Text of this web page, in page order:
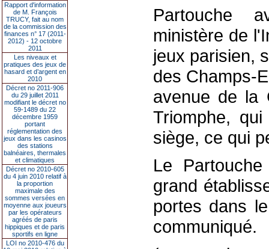
Rapport d'information
de M. François
TRUCY, fait au nom
de la commission des
finances n° 17 (2011-
2012) - 12 octobre
2011
Les niveaux et
pratiques des jeux de
hasard et d’argent en
2010
Décret no 2011-906
du 29 juillet 2011
modifiant le décret no
59-1489 du 22
décembre 1959
portant
réglementation des
jeux dans les casinos
des stations
balnéaires, thermales
et climatiques
Décret no 2010-605
du 4 juin 2010 relatif à
la proportion
maximale des
sommes versées en
moyenne aux joueurs
par les opérateurs
agréés de paris
hippiques et de paris
sportifs en ligne
LOI no 2010-476 du
Partouche
ministère de
jeux parisien,
des Champs-
avenue de la
Triomphe,
siège, ce qui
Le
grand
portes dans
communiqué.